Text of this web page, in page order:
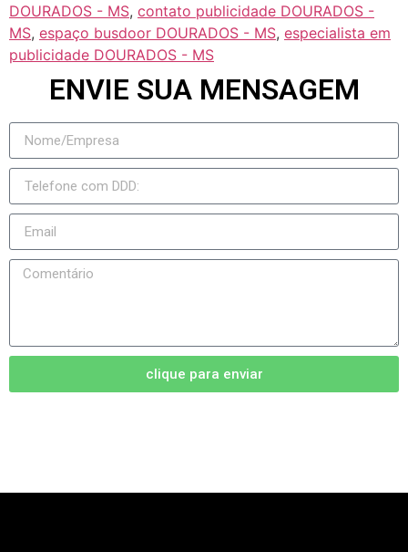
DOURADOS - MS, contato publicidade DOURADOS -
MS, espaço busdoor DOURADOS - MS, especialista em
publicidade DOURADOS - MS
ENVIE SUA MENSAGEM
clique para enviar